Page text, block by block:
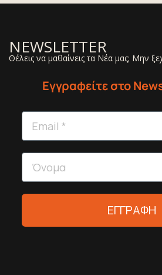
NEWSLETTER
Θέλεις να μαθαίνεις τα Νέα μας; Μην
Εγγραφείτε στο
ΕΓΓΡΑΦΗ